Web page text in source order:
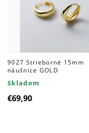
9027 Strieborné 15mm
náušnice GOLD
Skladom
€69,90